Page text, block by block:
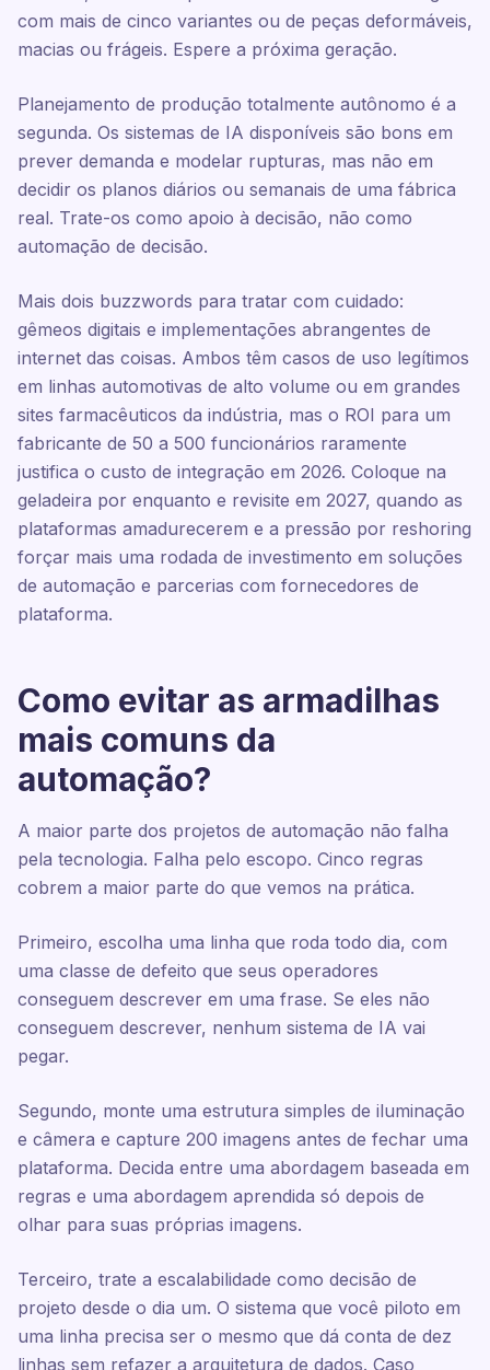
com mais de cinco variantes ou de peças deformáveis,
macias ou frágeis. Espere a próxima geração.
Planejamento de produção totalmente autônomo é a
segunda. Os sistemas de IA disponíveis são bons em
prever demanda e modelar rupturas, mas não em
decidir os planos diários ou semanais de uma fábrica
real. Trate-os como apoio à decisão, não como
automação de decisão.
Mais dois buzzwords para tratar com cuidado:
gêmeos digitais e implementações abrangentes de
internet das coisas. Ambos têm casos de uso legítimos
em linhas automotivas de alto volume ou em grandes
sites farmacêuticos da indústria, mas o ROI para um
fabricante de 50 a 500 funcionários raramente
justifica o custo de integração em 2026. Coloque na
geladeira por enquanto e revisite em 2027, quando as
plataformas amadurecerem e a pressão por reshoring
forçar mais uma rodada de investimento em soluções
de automação e parcerias com fornecedores de
plataforma.
Como evitar as armadilhas
mais comuns da
automação?
A maior parte dos projetos de automação não falha
pela tecnologia. Falha pelo escopo. Cinco regras
cobrem a maior parte do que vemos na prática.
Primeiro, escolha uma linha que roda todo dia, com
uma classe de defeito que seus operadores
conseguem descrever em uma frase. Se eles não
conseguem descrever, nenhum sistema de IA vai
pegar.
Segundo, monte uma estrutura simples de iluminação
e câmera e capture 200 imagens antes de fechar uma
plataforma. Decida entre uma abordagem baseada em
regras e uma abordagem aprendida só depois de
olhar para suas próprias imagens.
Terceiro, trate a escalabilidade como decisão de
projeto desde o dia um. O sistema que você piloto em
uma linha precisa ser o mesmo que dá conta de dez
linhas sem refazer a arquitetura de dados. Caso